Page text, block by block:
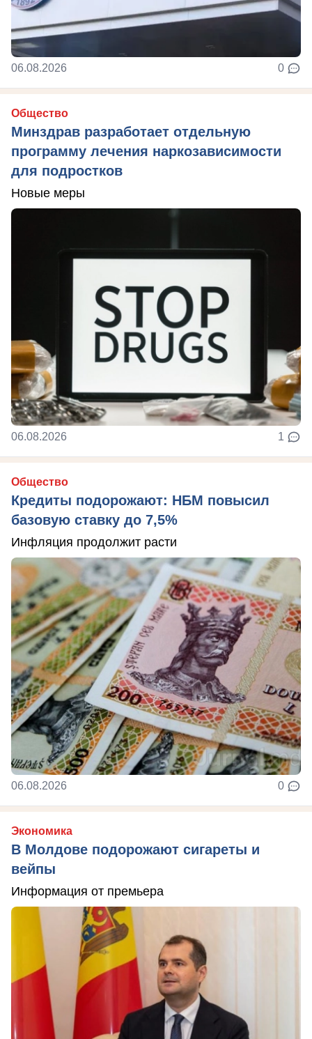
06.08.2026 0
Общество
Минздрав разработает отдельную
программу лечения наркозависимости
для подростков
Новые меры
06.08.2026 1
Общество
Кредиты подорожают: НБМ повысил
базовую ставку до 7,5%
Инфляция продолжит расти
06.08.2026 0
Экономика
В Молдове подорожают сигареты и
вейпы
Информация от премьера